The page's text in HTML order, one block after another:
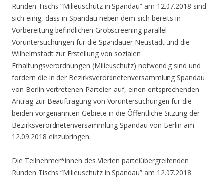
Runden Tischs “Milieuschutz in Spandau” am 12.07.2018 sind
sich einig, dass in Spandau neben dem sich bereits in
Vorbereitung befindlichen Grobscreening parallel
Voruntersuchungen für die Spandauer Neustadt und die
Wilhelmstadt zur Erstellung von sozialen
Erhaltungsverordnungen (Milieuschutz) notwendig sind und
fordern die in der Bezirksverordnetenversammlung Spandau
von Berlin vertretenen Parteien auf, einen entsprechenden
Antrag zur Beauftragung von Voruntersuchungen für die
beiden vorgenannten Gebiete in die Öffentliche Sitzung der
Bezirksverordnetenversammlung Spandau von Berlin am
12.09.2018 einzubringen.
Die Teilnehmer*innen des Vierten parteiübergreifenden
Runden Tischs “Milieuschutz in Spandau” am 12.07.2018